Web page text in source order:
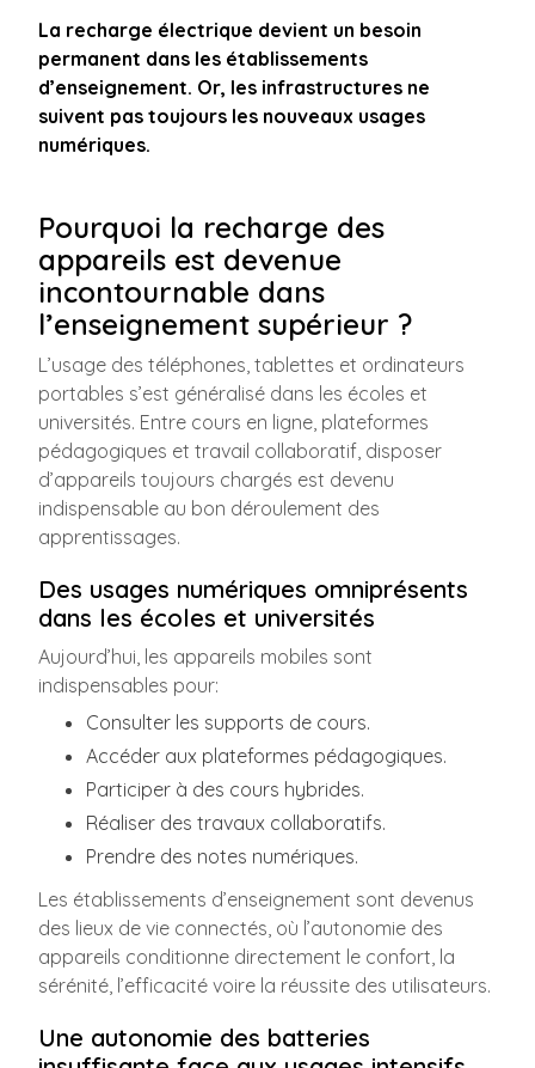
La recharge électrique devient un besoin
permanent dans les établissements
d’enseignement. Or, les infrastructures ne
suivent pas toujours les nouveaux usages
numériques.
Pourquoi la recharge des
appareils est devenue
incontournable dans
l’enseignement supérieur ?
L’usage des téléphones, tablettes et ordinateurs
portables s’est généralisé dans les écoles et
universités. Entre cours en ligne, plateformes
pédagogiques et travail collaboratif, disposer
d’appareils toujours chargés est devenu
indispensable au bon déroulement des
apprentissages.
Des usages numériques omniprésents
dans les écoles et universités
Aujourd’hui, les appareils mobiles sont
indispensables pour:
Consulter les supports de cours.
Accéder aux plateformes pédagogiques.
Participer à des cours hybrides.
Réaliser des travaux collaboratifs.
Prendre des notes numériques.
Les établissements d’enseignement sont devenus
des lieux de vie connectés, où l’autonomie des
appareils conditionne directement le confort, la
sérénité, l’efficacité voire la réussite des utilisateurs.
Une autonomie des batteries